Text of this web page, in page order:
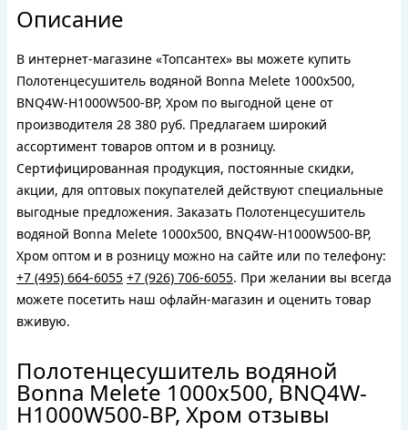
Описание
В интернет-магазине «Топсантех» вы можете купить
Полотенцесушитель водяной Bonna Melete 1000x500,
BNQ4W-H1000W500-BP, Хром по выгодной цене от
производителя 28 380 руб. Предлагаем широкий
ассортимент товаров оптом и в розницу.
Сертифицированная продукция, постоянные скидки,
акции, для оптовых покупателей действуют специальные
выгодные предложения. Заказать Полотенцесушитель
водяной Bonna Melete 1000x500, BNQ4W-H1000W500-BP,
Хром оптом и в розницу можно на сайте или по телефону:
+7 (495) 664-6055 +7 (926) 706-6055. При желании вы всегда
можете посетить наш офлайн-магазин и оценить товар
вживую.
Полотенцесушитель водяной
Bonna Melete 1000x500, BNQ4W-
H1000W500-BP, Хром отзывы